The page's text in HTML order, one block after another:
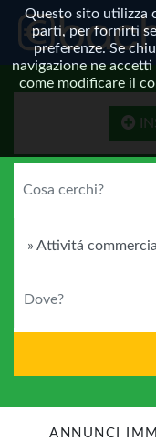
Questo sito utilizza
parti, per fornirti
preferenze. Se
navigazione ne
come modificare il
ANNUNCI